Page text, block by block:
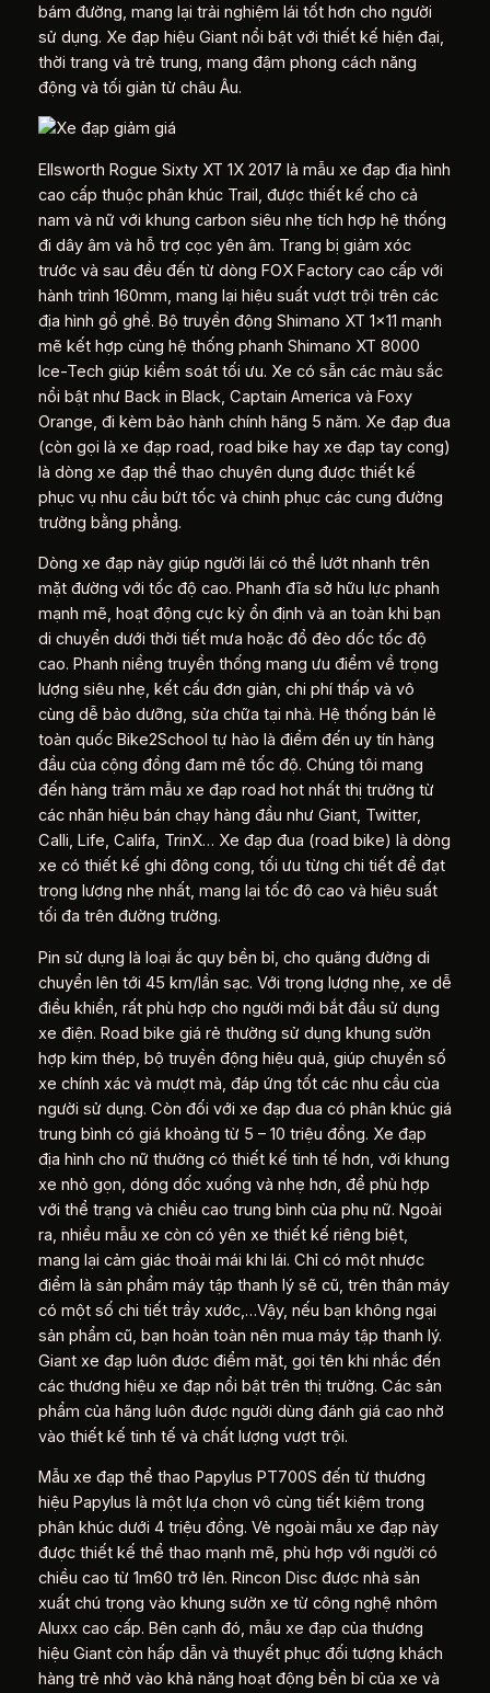
bám đường, mang lại trải nghiệm lái tốt hơn cho người
sử dụng. Xe đạp hiệu Giant nổi bật với thiết kế hiện đại,
thời trang và trẻ trung, mang đậm phong cách năng
động và tối giản từ châu Âu.
Ellsworth Rogue Sixty XT 1X 2017 là mẫu xe đạp địa hình
cao cấp thuộc phân khúc Trail, được thiết kế cho cả
nam và nữ với khung carbon siêu nhẹ tích hợp hệ thống
đi dây âm và hỗ trợ cọc yên âm. Trang bị giảm xóc
trước và sau đều đến từ dòng FOX Factory cao cấp với
hành trình 160mm, mang lại hiệu suất vượt trội trên các
địa hình gồ ghề. Bộ truyền động Shimano XT 1×11 mạnh
mẽ kết hợp cùng hệ thống phanh Shimano XT 8000
Ice-Tech giúp kiểm soát tối ưu. Xe có sẵn các màu sắc
nổi bật như Back in Black, Captain America và Foxy
Orange, đi kèm bảo hành chính hãng 5 năm. Xe đạp đua
(còn gọi là xe đạp road, road bike hay xe đạp tay cong)
là dòng xe đạp thể thao chuyên dụng được thiết kế
phục vụ nhu cầu bứt tốc và chinh phục các cung đường
trường bằng phẳng.
Dòng xe đạp này giúp người lái có thể lướt nhanh trên
mặt đường với tốc độ cao. Phanh đĩa sở hữu lực phanh
mạnh mẽ, hoạt động cực kỳ ổn định và an toàn khi bạn
di chuyển dưới thời tiết mưa hoặc đổ đèo dốc tốc độ
cao. Phanh niềng truyền thống mang ưu điểm về trọng
lượng siêu nhẹ, kết cấu đơn giản, chi phí thấp và vô
cùng dễ bảo dưỡng, sửa chữa tại nhà. Hệ thống bán lẻ
toàn quốc Bike2School tự hào là điểm đến uy tín hàng
đầu của cộng đồng đam mê tốc độ. Chúng tôi mang
đến hàng trăm mẫu xe đạp road hot nhất thị trường từ
các nhãn hiệu bán chạy hàng đầu như Giant, Twitter,
Calli, Life, Califa, TrinX… Xe đạp đua (road bike) là dòng
xe có thiết kế ghi đông cong, tối ưu từng chi tiết để đạt
trọng lượng nhẹ nhất, mang lại tốc độ cao và hiệu suất
tối đa trên đường trường.
Pin sử dụng là loại ắc quy bền bỉ, cho quãng đường di
chuyển lên tới 45 km/lần sạc. Với trọng lượng nhẹ, xe dễ
điều khiển, rất phù hợp cho người mới bắt đầu sử dụng
xe điện. Road bike giá rẻ thường sử dụng khung sườn
hợp kim thép, bộ truyền động hiệu quả, giúp chuyển số
xe chính xác và mượt mà, đáp ứng tốt các nhu cầu của
người sử dụng. Còn đối với xe đạp đua có phân khúc giá
trung bình có giá khoảng từ 5 – 10 triệu đồng. Xe đạp
địa hình cho nữ thường có thiết kế tinh tế hơn, với khung
xe nhỏ gọn, dóng dốc xuống và nhẹ hơn, để phù hợp
với thể trạng và chiều cao trung bình của phụ nữ. Ngoài
ra, nhiều mẫu xe còn có yên xe thiết kế riêng biệt,
mang lại cảm giác thoải mái khi lái. Chỉ có một nhược
điểm là sản phẩm máy tập thanh lý sẽ cũ, trên thân máy
có một số chi tiết trầy xước,…Vậy, nếu bạn không ngại
sản phẩm cũ, bạn hoàn toàn nên mua máy tập thanh lý.
Giant xe đạp luôn được điểm mặt, gọi tên khi nhắc đến
các thương hiệu xe đạp nổi bật trên thị trường. Các sản
phẩm của hãng luôn được người dùng đánh giá cao nhờ
vào thiết kế tinh tế và chất lượng vượt trội.
Mẫu xe đạp thể thao Papylus PT700S đến từ thương
hiệu Papylus là một lựa chọn vô cùng tiết kiệm trong
phân khúc dưới 4 triệu đồng. Vẻ ngoài mẫu xe đạp này
được thiết kế thể thao mạnh mẽ, phù hợp với người có
chiều cao từ 1m60 trở lên. Rincon Disc được nhà sản
xuất chú trọng vào khung sườn xe từ công nghệ nhôm
Aluxx cao cấp. Bên cạnh đó, mẫu xe đạp của thương
hiệu Giant còn hấp dẫn và thuyết phục đối tượng khách
hàng trẻ nhờ vào khả năng hoạt động bền bỉ của xe và